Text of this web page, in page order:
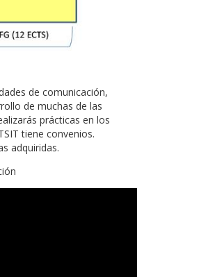
de comunicación,
de muchas de las
prácticas en los
tiene convenios.
adquiridas.